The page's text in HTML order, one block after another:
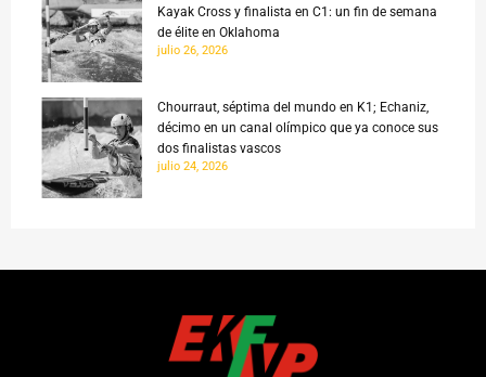
Kayak Cross y finalista en C1: un fin de semana
de élite en Oklahoma
julio 26, 2026
Chourraut, séptima del mundo en K1; Echaniz,
décimo en un canal olímpico que ya conoce sus
dos finalistas vascos
julio 24, 2026